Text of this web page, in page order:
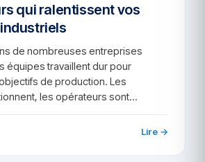
qui ralentissent vos
de nombreuses entreprises
équipes travaillent dur pour
de production. Les
les opérateurs sont…
Lire →